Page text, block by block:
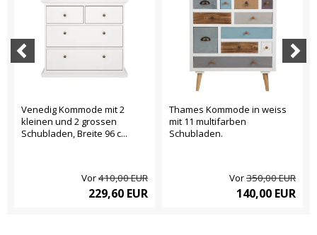
Venedig Kommode mit 2
kleinen und 2 grossen
Schubladen, Breite 96 c...
Vor410,00 EUR
229,60 EUR
Thames Kommode in weiss
mit 11 multifarben
Schubladen.
Vor350,00 EUR
140,00 EUR